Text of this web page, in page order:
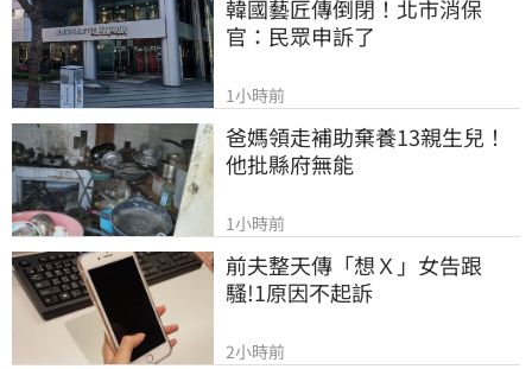
韓國藝匠傳倒閉！北市消保
官：民眾申訴了
1小時前
爸媽領走補助棄養13親生兒！
他批縣府無能
1小時前
前夫整天傳「想Ｘ」女告跟
騷!1原因不起訴
2小時前